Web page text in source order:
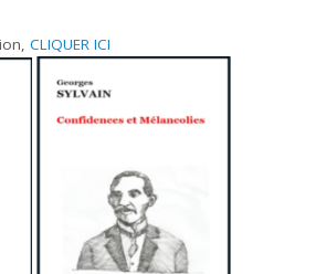
CLIQUER ICI